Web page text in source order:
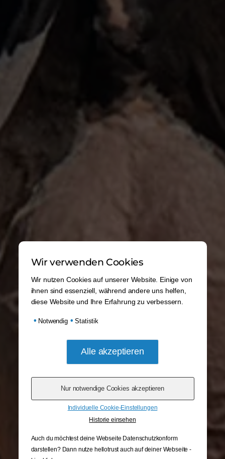
Wir verwenden Cookies
Wir nutzen Cookies auf unserer Website. Einige von
ihnen sind essenziell, während andere uns helfen,
diese Website und Ihre Erfahrung zu verbessern.
• Notwendig • Statistik
Individuelle Cookie-Einstellungen
Historie einsehen
Auch du möchtest deine Webseite Datenschutzkonform
darstellen? Dann nutze hellotrust auch auf deiner Webseite -